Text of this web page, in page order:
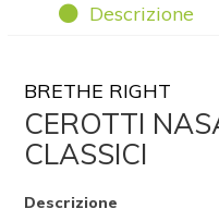
Descrizione
BRETHE RIGHT
CEROTTI
CLASSICI
Descrizione